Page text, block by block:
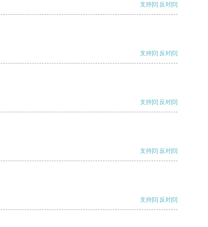
支持[0] 反对[0]
支持[0] 反对[0]
支持[0] 反对[0]
支持[0] 反对[0]
支持[0] 反对[0]